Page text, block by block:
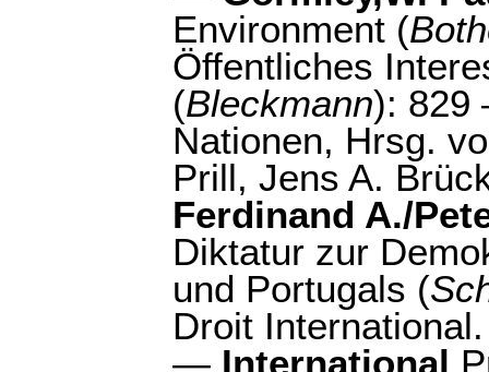
Environment (
Öffentliches
(Bleckmann):
Nationen, Hrsg.
Prill, Jens A.
Ferdinand A./
Diktatur zur
und Portugals (
Droit
— International